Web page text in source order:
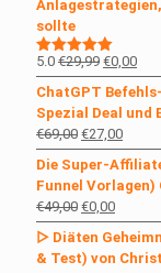
sollte
Bewertet
mit5.00
von 5
5.0 €29,99
Preis
war:
€29,99
€0,00
ist:
ChatGPT
Spezial Deal und
€69,00
Preis
war:
€69,00
€27,00
Preis
ist:
Die Super-
Funnel Vorlagen)
€49,00
Preis
war:
€49,00
€0,00Aktueller
Preis
ist:
€0,00.
▷ Diäten
& Test) von